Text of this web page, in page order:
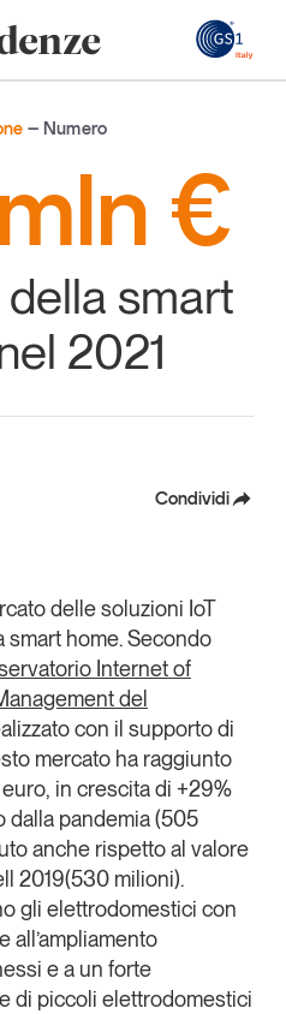
Newsletter
Numero
€
smart
2021
Condividi
Linkedin
Copia Link
dellesoluzioni IoT
smart home. Secondo
Internet of
del
con il supporto di
mercato ha raggiunto
in crescita di +29%
dalla pandemia (505
anche rispetto al valore
2019(530 milioni).
gli elettrodomestici con
all’ampliamento
e a un forte
di piccoli elettrodomestici